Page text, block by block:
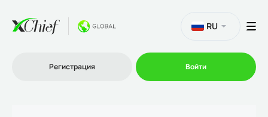
RU
Регистрация Войти